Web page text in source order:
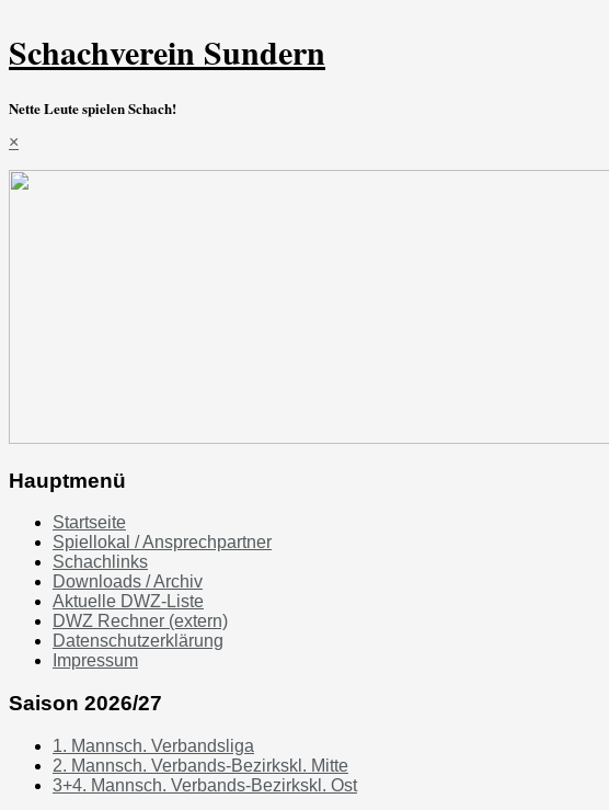
Schachverein Sundern
Nette Leute spielen Schach!
×
Hauptmenü
Startseite
Spiellokal / Ansprechpartner
Schachlinks
Downloads / Archiv
Aktuelle DWZ-Liste
DWZ Rechner (extern)
Datenschutzerklärung
Impressum
Saison 2026/27
1. Mannsch. Verbandsliga
2. Mannsch. Verbands-Bezirkskl. Mitte
3+4. Mannsch. Verbands-Bezirkskl. Ost